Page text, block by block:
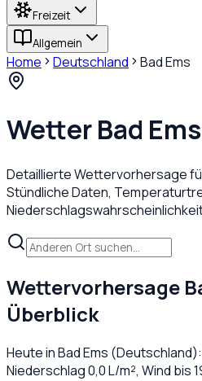
Freizeit
Allgemein
Home Deutschland Bad Ems
WetterBad Ems
Detaillierte Wettervorhersage
Stündliche Daten,
Wettervorhersage
Überblick
Heute inBad Ems (Deutschland):
Niederschlag0,0L/m², Wind bis